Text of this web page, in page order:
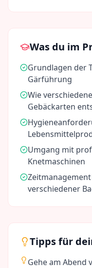
Was du im
Grundlagen der
Gärführung
Wie
Gebäckarten
Umgang mit
Knetmaschinen
verschiedener
Tipps für
Gehe am Abend